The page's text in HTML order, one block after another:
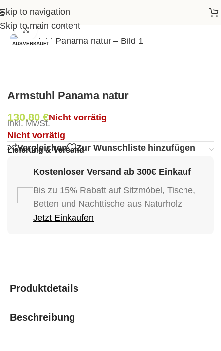
Skip to navigation
Skip to main content
>Shop>Wohnen
AUSVERKAUFT
Klick zum Vergrößern
Armstuhl Panama natur
130,80€Nicht vorrätig
inkl. MwSt.
Nicht vorrätig
Vergleichen
Zur Wunschliste hinzufügen
Lieferung & Versand
Kostenloser Versand ab 300€ Einkauf
Bis zu 15% Rabatt auf Sitzmöbel, Tische,
Betten und Nachttische aus Naturholz
Jetzt Einkaufen
Produktdetails
Beschreibung